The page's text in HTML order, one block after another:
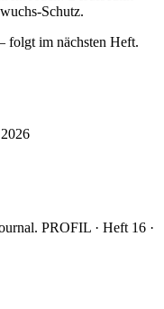
Schutz.
folgt im nächsten Heft.
PROFIL · Heft 16 ·